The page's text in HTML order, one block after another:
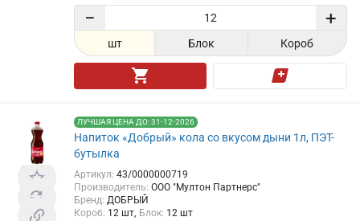
− +
шт Блок Короб
ЛУЧШАЯ ЦЕНА ДО: 31-12-2026
Напиток «Добрый» кола со вкусом дыни 1л, ПЭТ-
бутылка
Артикул: 43/0000000719
Производитель: ООО "Мултон Партнерс"
Бренд: ДОБРЫЙ
Короб: 12 шт Блок: 12 шт